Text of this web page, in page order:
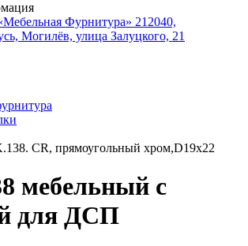
Фурнитура» 212040,
Могилёв, улица Залуцкого, 21
CR, прямоугольный хром,D19х22
мебельный с
для ДСП